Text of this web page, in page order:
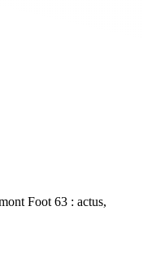
Foot 63 : actus,